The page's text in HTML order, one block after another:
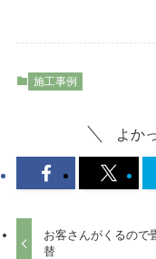
施工事例
よか
お客さんがくるので
替